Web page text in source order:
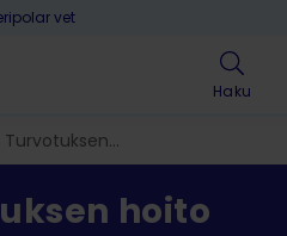
vet
Haku
Turvotuksen
> Lymfaturvotuksen hoito​
hoito​